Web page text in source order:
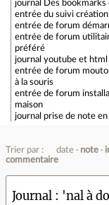
journal
Des bookmarks
entrée du suivi
entrée de forum
entrée de forum
préféré
journal youtube et html
entrée de forum
à la souris
entrée de forum
maison
journal prise de note en
Trier par : date note
commentaire
Journal 'nal à